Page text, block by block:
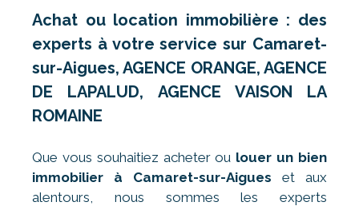
Achat ou location immobilière : des
experts à votre service sur Camaret-
sur-Aigues, AGENCE ORANGE, AGENCE
DE LAPALUD, AGENCE VAISON LA
ROMAINE
Que vous souhaitiez acheter ou louer un bien
immobilier à Camaret-sur-Aigues et aux
alentours, nous sommes les experts